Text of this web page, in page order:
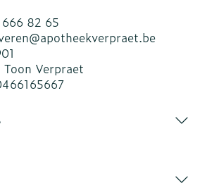
82 65
apotheekverpraet.be
Toon Verpraet